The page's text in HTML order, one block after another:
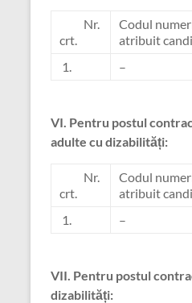
Nr.
crt.
Codul
atribuit
1.
–
VI. Pentru postul
adulte cu dizabilități:
Nr.
crt.
Codul
atribuit
1.
–
VII. Pentru postul
dizabilități: